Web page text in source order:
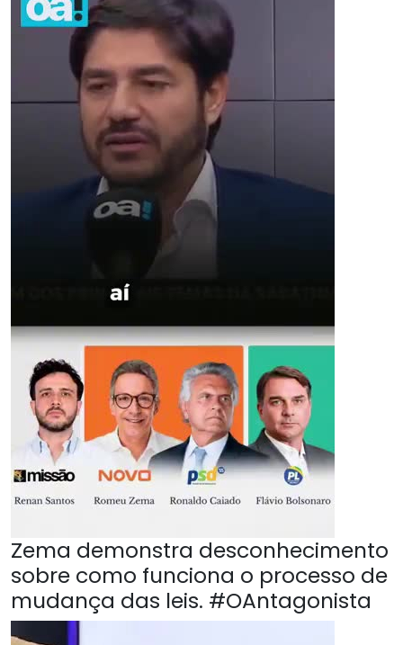
Zema demonstra desconhecimento
sobre como funciona o processo de
mudança das leis. #OAntagonista